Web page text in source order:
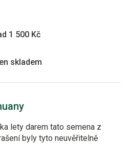
1 500 Kč
skladem
lety darem tato semena z
byly tyto neuvěřitelně